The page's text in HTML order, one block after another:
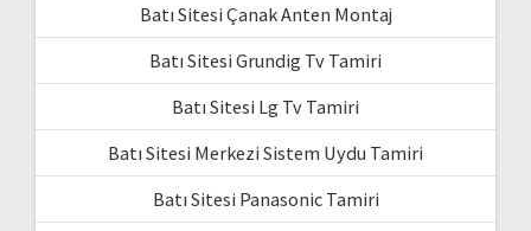
Batı Sitesi Çanak Anten Montaj
Batı Sitesi Grundig Tv Tamiri
Batı Sitesi Lg Tv Tamiri
Batı Sitesi Merkezi Sistem Uydu Tamiri
Batı Sitesi Panasonic Tamiri